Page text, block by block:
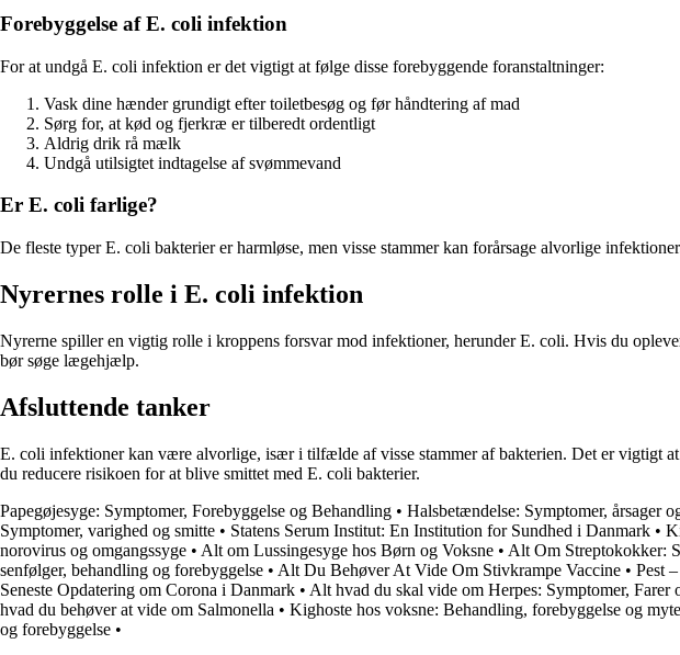
Forebyggelse af E. coli infektion
For at undgå E. coli infektion er det vigtigt at følge disse forebyggende foranstaltninger:
Vask dine hænder grundigt efter toiletbesøg og før håndtering af mad
Sørg for, at kød og fjerkræ er tilberedt ordentligt
Aldrig drik rå mælk
Undgå utilsigtet indtagelse af svømmevand
Er E. coli farlige?
De fleste typer E. coli bakterier er harmløse, men visse stammer kan forårsage alvorlige
Nyrernes rolle i E. coli infektion
Nyrerne spiller en vigtig rolle i kroppens forsvar mod infektioner, herunder E. coli. Hvis du
bør søge lægehjælp.
Afsluttende tanker
E. coli infektioner kan være alvorlige, især i tilfælde af visse stammer af bakterien. Det er vigtigt
du reducere risikoen for at blive smittet med E. coli bakterier.
Papegøjesyge: Symptomer, Forebyggelse og Behandling • Halsbetændelse: Symptomer, årsager
Symptomer, varighed og smitte • Statens Serum Institut: En Institution for Sundhed i Danmark •
norovirus og omgangssyge • Alt om Lussingesyge hos Børn og Voksne • Alt Om Streptokokker:
senfølger, behandling og forebyggelse • Alt Du Behøver At Vide Om Stivkrampe Vaccine • Pest
Seneste Opdatering om Corona i Danmark • Alt hvad du skal vide om Herpes: Symptomer, Farer
hvad du behøver at vide om Salmonella • Kighoste hos voksne: Behandling, forebyggelse og
og forebyggelse •